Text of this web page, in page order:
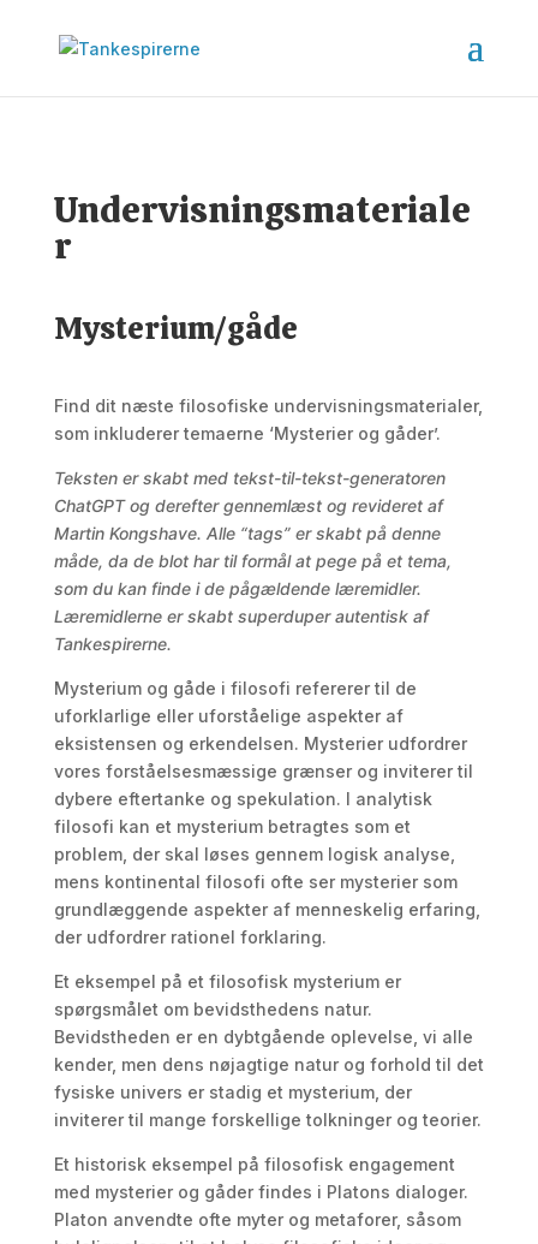
Undervisningsmateriale
r
Mysterium/gåde
Find dit næste filosofiske undervisningsmaterialer,
som inkluderer temaerne ‘Mysterier og gåder’.
Teksten er skabt med tekst-til-tekst-generatoren
ChatGPT og derefter gennemlæst og revideret af
Martin Kongshave. Alle “tags” er skabt på denne
måde, da de blot har til formål at pege på et tema,
som du kan finde i de pågældende læremidler.
Læremidlerne er skabt superduper autentisk af
Tankespirerne.
Mysterium og gåde i filosofi refererer til de
uforklarlige eller uforståelige aspekter af
eksistensen og erkendelsen. Mysterier udfordrer
vores forståelsesmæssige grænser og inviterer til
dybere eftertanke og spekulation. I analytisk
filosofi kan et mysterium betragtes som et
problem, der skal løses gennem logisk analyse,
mens kontinental filosofi ofte ser mysterier som
grundlæggende aspekter af menneskelig erfaring,
der udfordrer rationel forklaring.
Et eksempel på et filosofisk mysterium er
spørgsmålet om bevidsthedens natur.
Bevidstheden er en dybtgående oplevelse, vi alle
kender, men dens nøjagtige natur og forhold til det
fysiske univers er stadig et mysterium, der
inviterer til mange forskellige tolkninger og teorier.
Et historisk eksempel på filosofisk engagement
med mysterier og gåder findes i Platons dialoger.
Platon anvendte ofte myter og metaforer, såsom